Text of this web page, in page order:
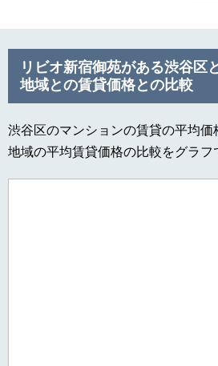
リビオ新宿御苑がある渋谷区
地域との賃貸価格との比較
渋谷区のマンションの賃貸の平均
地域の平均賃貸価格の比較をグラフ